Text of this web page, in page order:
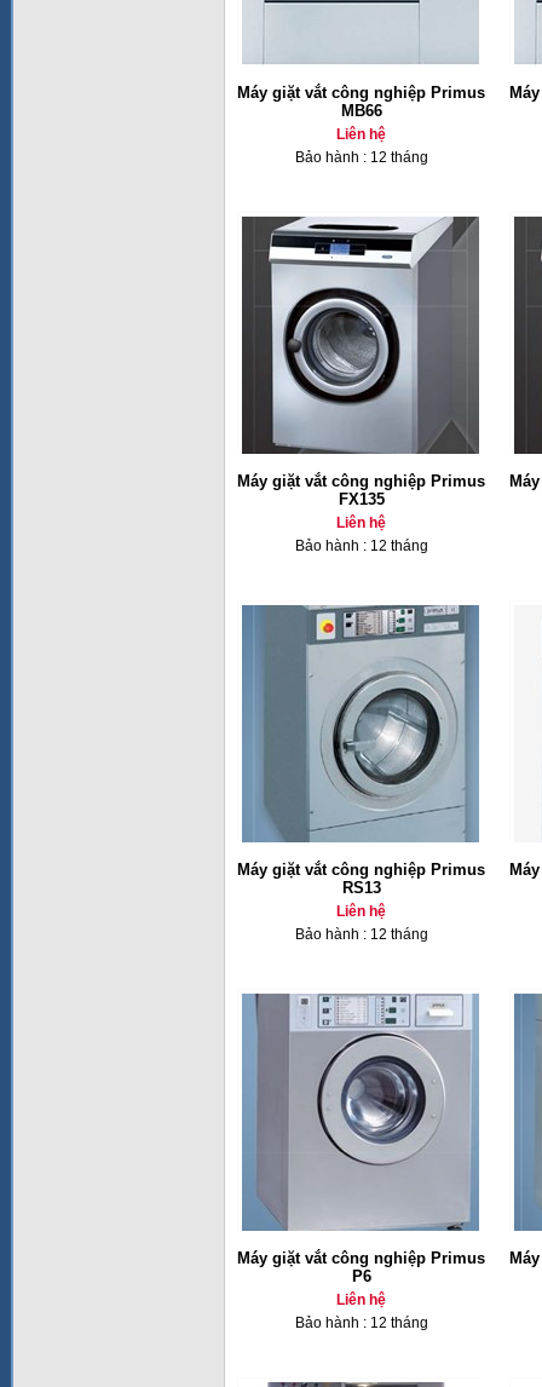
Máy giặt vắt công nghiệp Primus
MB66
Liên hệ
Bảo hành : 12 tháng
Máy giặt vắt công nghiệp Primus
FX135
Liên hệ
Bảo hành : 12 tháng
Máy giặt vắt công nghiệp Primus
RS13
Liên hệ
Bảo hành : 12 tháng
Máy giặt vắt công nghiệp Primus
P6
Liên hệ
Bảo hành : 12 tháng